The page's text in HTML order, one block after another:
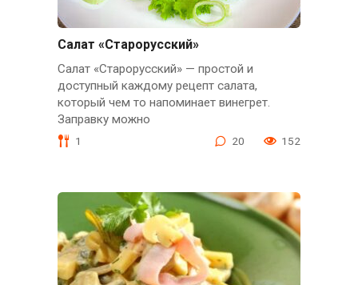
Салат «Старорусский»
Салат «Старорусский» — простой и
доступный каждому рецепт салата,
который чем то напоминает винегрет.
Заправку можно
1 20 152